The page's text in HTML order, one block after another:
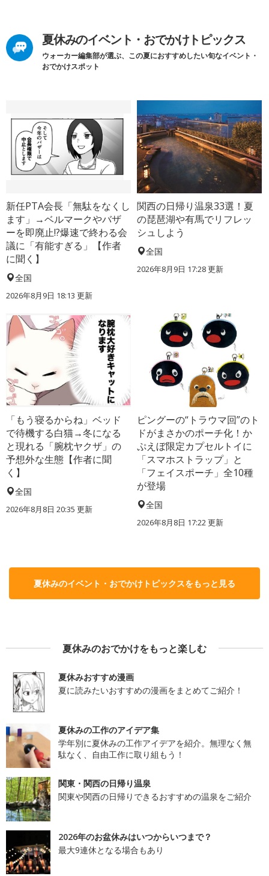
夏休みのイベント・おでかけトピックス
ウォーカー編集部が選ぶ、この夏におすすめしたい旬なイベント・
おでかけスポット
新任PTA会長「無駄をなくし
ます」→ベルマークやバザ
ーを即廃止!?爆速で終わる会
議に「有能すぎる」【作者
に聞く】
全国
2026年8月9日 18:13 更新
関西の日帰り温泉33選！夏
の琵琶湖や有馬でリフレッ
シュしよう
全国
2026年8月9日 17:28更新
「もう寝るからね」ベッド
で待機する白猫→冬になる
と現れる「腕枕ヤクザ」の
予想外な生態【作者に聞
く】
全国
2026年8月8日 20:35 更新
ピングーの“トラウマ回”のト
ドがまさかのポーチ化！か
ぷえぼ限定カプセルトイに
「スマホストラップ」と
「フェイスポーチ」全10種
が登場
全国
2026年8月8日 17:22更新
夏休みのイベント・おでかけトピックスをもっと見る
夏休みのおでかけをもっと楽しむ
夏休みおすすめ漫画
夏に読みたいおすすめの漫画をまとめてご紹介！
夏休みの工作のアイデア集
学年別に夏休みの工作アイデアを紹介。無理なく無
駄なく、自由工作に取り組もう！
関東・関西の日帰り温泉
関東や関西の日帰りできるおすすめの温泉をご紹介
2026年のお盆休みはいつからいつまで？
最大9連休となる場合もあり